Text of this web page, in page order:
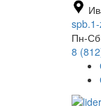
Пн-
8